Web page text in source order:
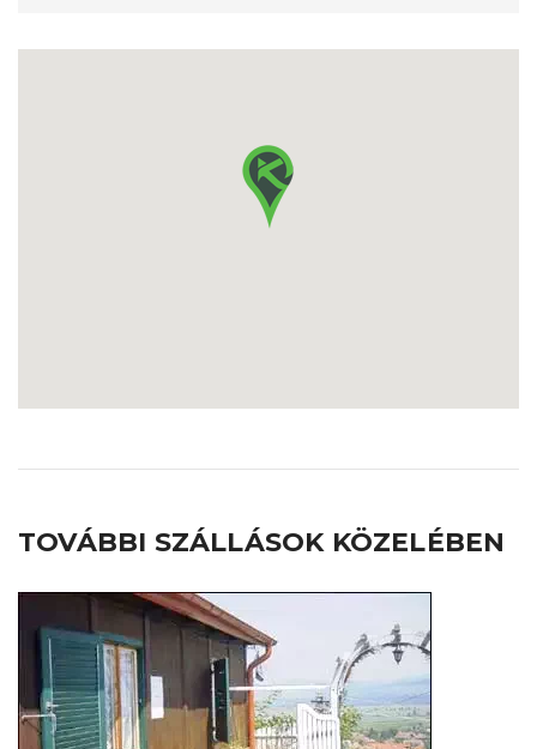
TOVÁBBI SZÁLLÁSOK KÖZELÉBEN